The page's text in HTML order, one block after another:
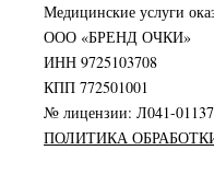
Медицинские услуги
ООО «БРЕНД ОЧКИ»
ИНН 9725103708
КПП 772501001
№ лицензии: Л041-
ПОЛИТИКА